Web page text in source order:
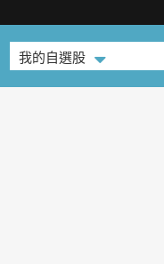
我的自選股